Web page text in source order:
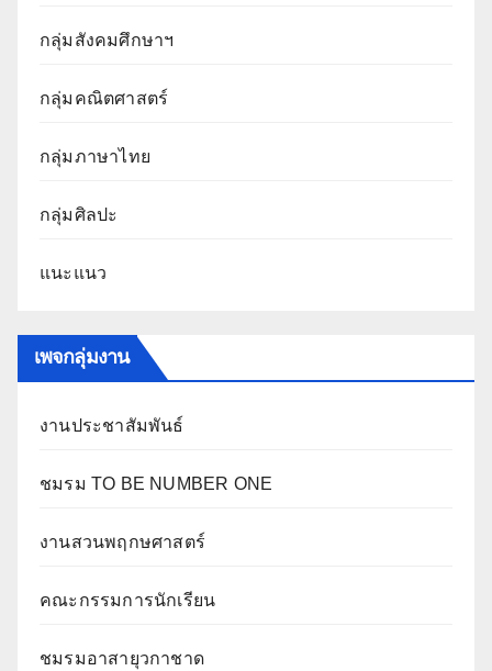
กลุ่มสังคมศึกษาฯ
กลุ่มคณิตศาสตร์
กลุ่มภาษาไทย
กลุ่มศิลปะ
แนะแนว
เพจกลุ่มงาน
งานประชาสัมพันธ์
ชมรม TO BE NUMBER ONE
งานสวนพฤกษศาสตร์
คณะกรรมการนักเรียน
ชมรมอาสายุวกาชาด